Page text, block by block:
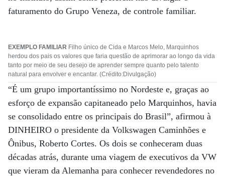
faturamento do Grupo Veneza, de controle familiar.
EXEMPLO FAMILIAR Filho único de Cida e Marcos Melo, Marquinhos
herdou dos pais os valores que faria questão de aprimorar ao longo da vida
tanto por meio de seu desejo de aprender sempre quanto pelo talento
natural para envolver e encantar. (Crédito:Divulgação)
“É um grupo importantíssimo no Nordeste e, graças ao
esforço de expansão capitaneado pelo Marquinhos, havia
se consolidado entre os principais do Brasil”, afirmou à
DINHEIRO o presidente da Volkswagen Caminhões e
Ônibus, Roberto Cortes. Os dois se conheceram duas
décadas atrás, durante uma viagem de executivos da VW
que vieram da Alemanha para conhecer revendedores no